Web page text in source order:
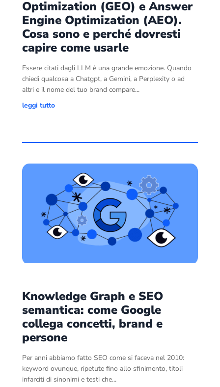
Optimization (GEO) e Answer
Engine Optimization (AEO).
Cosa sono e perché dovresti
capire come usarle
Essere citati dagli LLM è una grande emozione. Quando
chiedi qualcosa a Chatgpt, a Gemini, a Perplexity o ad
altri e il nome del tuo brand compare...
leggi tutto
Knowledge Graph e SEO
semantica: come Google
collega concetti, brand e
persone
Per anni abbiamo fatto SEO come si faceva nel 2010:
keyword ovunque, ripetute fino allo sfinimento, titoli
infarciti di sinonimi e testi che...